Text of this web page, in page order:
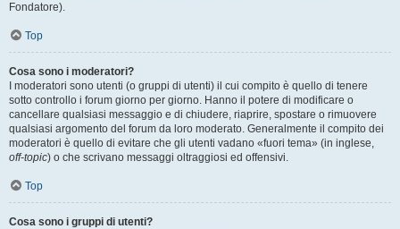
Fondatore).
Top
Cosa sono i moderatori?
I moderatori sono utenti (o gruppi di utenti) il cui compito è quello di tenere
sotto controllo i forum giorno per giorno. Hanno il potere di modificare o
cancellare qualsiasi messaggio e di chiudere, riaprire, spostare o rimuovere
qualsiasi argomento del forum da loro moderato. Generalmente il compito dei
moderatori è quello di evitare che gli utenti vadano «fuori tema» (in inglese,
off-topic) o che scrivano messaggi oltraggiosi ed offensivi.
Top
Cosa sono i gruppi di utenti?